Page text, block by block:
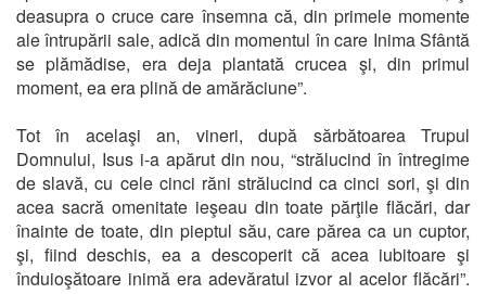
deasupra o cruce care însemna că, din primele momente
ale întrupării sale, adică din momentul în care Inima Sfântă
se plămădise, era deja plantată crucea şi, din primul
moment, ea era plină de amărăciune”.
Tot în acelaşi an, vineri, după sărbătoarea Trupul
Domnului, Isus i-a apărut din nou, “strălucind în întregime
de slavă, cu cele cinci răni strălucind ca cinci sori, şi din
acea sacră omenitate ieşeau din toate părţile flăcări, dar
înainte de toate, din pieptul său, care părea ca un cuptor,
şi, fiind deschis, ea a descoperit că acea iubitoare şi
înduioşătoare inimă era adevăratul izvor al acelor flăcări”.